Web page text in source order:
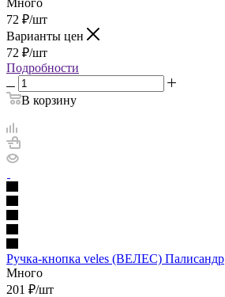
72 ₽/шт
Варианты цен
72 ₽/шт
Подробности
В корзину
Ручка-кнопка veles (ВЕЛЕС) Палисандр
Много
201 ₽/шт